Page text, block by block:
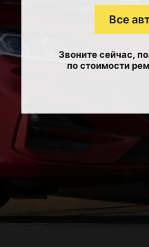
Все
Звоните сейчас,
по стоимости